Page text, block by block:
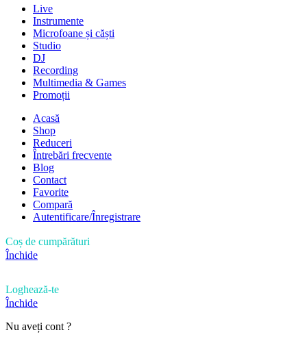
Live
Instrumente
Microfoane și căști
Studio
DJ
Recording
Multimedia & Games
Promoții
Acasă
Shop
Reduceri
Întrebări frecvente
Blog
Contact
Favorite
Compară
Autentificare/Înregistrare
Coș de cumpărături
Închide
Loghează-te
Închide
Nu aveți cont ?